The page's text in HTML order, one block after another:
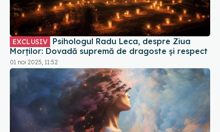
EXCLUSIV
Morților: Dovadă supremă de dragoste și respect
01 noi 2025, 11:52